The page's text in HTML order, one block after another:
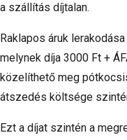
a szállítás díjtalan.
Raklapos áruk
melynek díja 3000 Ft +
közelíthető meg
átszedés költsége
Ezt a díjat szintén a